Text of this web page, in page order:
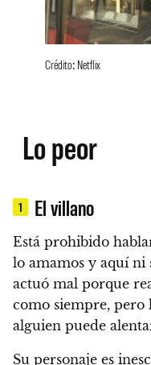
Crédito: Netflix
Lo peor
1 El villano
Está prohibido
lo amamos y aquí ni
actuó mal porque
como siempre, pero
alguien puede
Su personaje es